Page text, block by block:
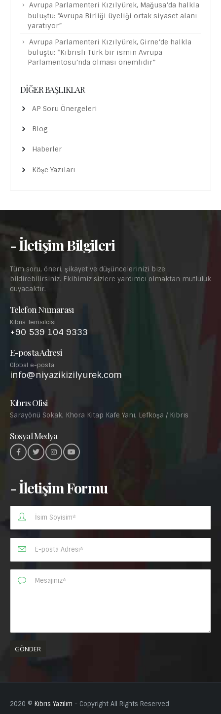
Avrupa Parlamenteri Kızılyürek, Mağusa’da halkla
buluştu: “Avrupa Birliği üyeliği ortak siyaset alanı
yaratıyor”
Avrupa Parlamenteri Kızılyürek, Girne’de halkla
buluştu: “Kıbrıslı Türk bir ismin Avrupa
Parlamentosu’nda olması önemlidir”
DIĞER BAŞLIKLAR
AP Soru Önergeleri
Blog
Haberler
Köşe Yazıları
- İletişim Bilgileri
Tüm soru, öneri, şikayet ve düşüncelerinizi bize
bildirebilirsiniz. Ekibimiz sizlere yardımcı olmaktan mutluluk
duyacaktır.
Telefon Numarası
Kıbrıs Temsilcisi
+90 539 104 9333
E-posta Adresi
Global e-posta
info@niyazikizilyurek.com
Kıbrıs Ofisi
Sarayönü Sokak, Khora Kitap Kafe Yanı, Lefkoşa / Kıbrıs
Sosyal Medya
- İletişim Formu
2020 © Kıbrıs Yazılım - Copyright All Rights Reserved